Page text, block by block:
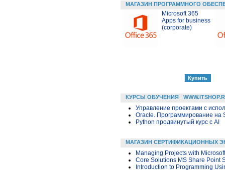
МАГАЗИН ПРОГРАММНОГО
Microsoft 365
Apps for business
(corporate)
КУРСЫ ОБУЧЕНИЯ
Управление проектами с
Oracle. Программирование на
Python продвинутый курс с AI
МАГАЗИН СЕРТИФИКАЦИОННЫХ
Managing Projects with
Core Solutions MS Share Point
Introduction to Programming